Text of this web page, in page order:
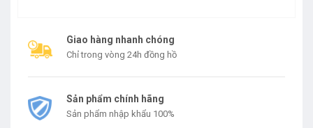
Giao hàng nhanh chóng
Chỉ trong vòng 24h đồng hồ
Sản phẩm chính hãng
Sản phẩm nhập khẩu 100%